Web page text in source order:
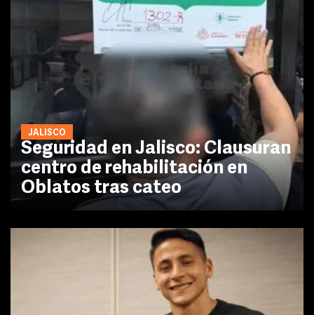
JALISCO
Seguridad en Jalisco: Clausuran
centro de rehabilitación en
Oblatos tras cateo